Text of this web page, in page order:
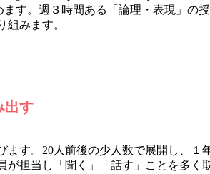
す。週３時間ある「論理・表現」
みます。
出す
す。20人前後の少人数で展開し、
担当し「聞く」「話す」ことを多く